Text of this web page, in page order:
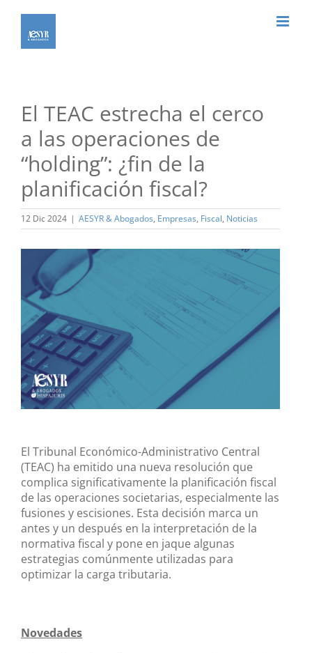
contenido
El TEAC estrecha el cerco
a las operaciones de
“holding”: ¿fin de la
planificación fiscal?
12 Dic 2024 | AESYR & Abogados, Empresas, Fiscal, Noticias
imagen
más
grande
El Tribunal Económico-Administrativo Central
(TEAC) ha emitido una nueva resolución que
complica significativamente la planificación fiscal
de las operaciones societarias, especialmente las
fusiones y escisiones. Esta decisión marca un
antes y un después en la interpretación de la
normativa fiscal y pone en jaque algunas
estrategias comúnmente utilizadas para
optimizar la carga tributaria.
Novedades